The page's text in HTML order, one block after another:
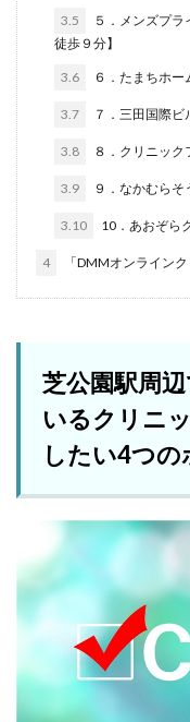
3.5
５．メンズプラ
徒歩９分】
3.6 ６．たまちホー
3.7 ７．三田国際ビ
3.8 ８．クリニック
3.9 ９．なかむらそ
3.10 10．あおぞら
4 「DMMオンライン
芝公園駅周
いるクリニ
したい4つの